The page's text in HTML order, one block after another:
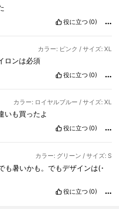
役に立つ (0)
カラー: ピンク / サイズ: XL
ロンは必須
役に立つ (0)
カラー: ロイヤルブルー / サイズ: XL
いも買ったよ
役に立つ (0)
カラー: グリーン / サイズ: S
も暑いかも。でもデザインは(･
役に立つ (0)